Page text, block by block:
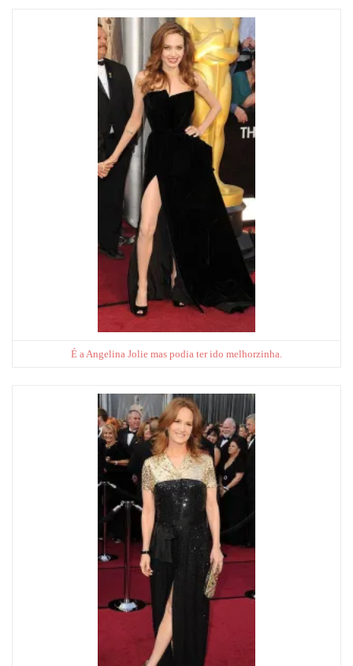
É a Angelina Jolie mas podia ter ido melhorzinha.